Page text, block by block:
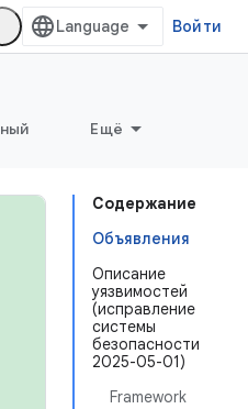
Войти
Ещё
Содержание
Объявления
Описание
уязвимостей
(исправление
системы
безопасности
2025-05-01)
Framework